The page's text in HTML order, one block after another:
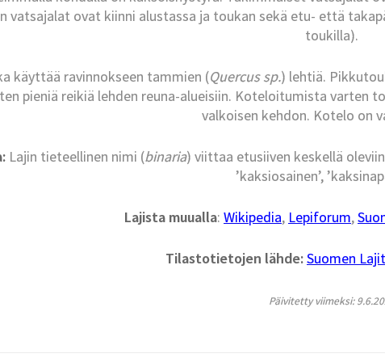
vatsajalat ovat kiinni alustassa ja toukan sekä etu- että
toukilla).
käyttää ravinnokseen tammien (Quercus sp.) lehtiä.
pieniä reikiä lehden reuna-alueisiin. Koteloitumista varten
valkoisen kehdon. Kotelo on
Lajin tieteellinen nimi (binaria) viittaa etusiiven keskellä
’kaksiosainen’,
Lajista muualla: Wikipedia, Lepiforum,
Tilastotietojen lähde:Suomen
Päivitetty viimeksi: